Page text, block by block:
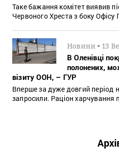
Таке бажання комітет виявив
Червоного Хреста з боку Офісу
Новини -13
В Оленівці
полонених,
візиту ООН, – ГУР
Вперше за дуже довгий період
запросили. Раціон харчування